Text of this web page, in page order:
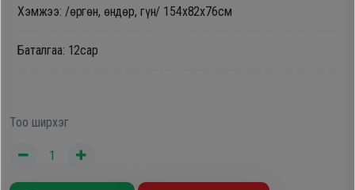
Mi
Infinix
Tablet
Хэмжээ: /өргөн, өндөр, гүн/ 154х82х76см
Баталгаа: 12сар
Тоо ширхэг